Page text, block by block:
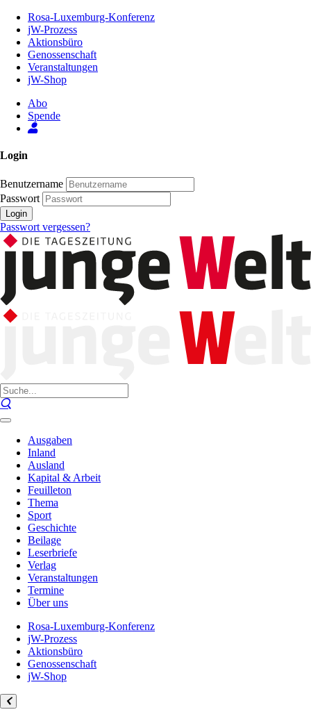
Inhalt
Seite
Rosa-Luxemburg-Konferenz
jW-Prozess
Aktionsbüro
Genossenschaft
Veranstaltungen
jW-Shop
Abo
Spende
Login
Benutzername
Passwort
Login
Passwort vergessen?
Ausgaben
Inland
Ausland
Kapital & Arbeit
Feuilleton
Thema
Sport
Geschichte
Beilage
Leserbriefe
Verlag
Veranstaltungen
Termine
Über uns
Rosa-Luxemburg-Konferenz
jW-Prozess
Aktionsbüro
Genossenschaft
jW-Shop